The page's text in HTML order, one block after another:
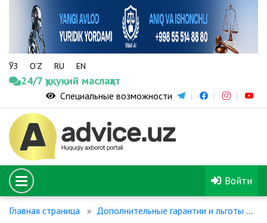
ЎЗ O‘Z RU EN
24/7 ҳуқуқий маслаҳат
Специальные возможности
Войти
Главная страница Дополнительные гарантии и льготы